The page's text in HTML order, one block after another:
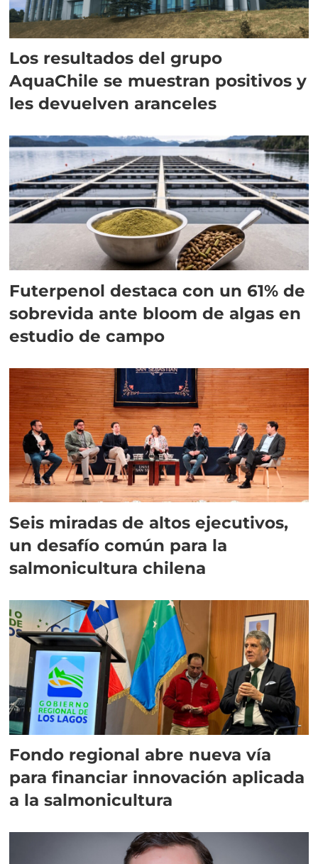
Los resultados del grupo
AquaChile se muestran positivos y
les devuelven aranceles
Futerpenol destaca con un 61% de
sobrevida ante bloom de algas en
estudio de campo
Seis miradas de altos ejecutivos,
un desafío común para la
salmonicultura chilena
Fondo regional abre nueva vía
para financiar innovación aplicada
a la salmonicultura